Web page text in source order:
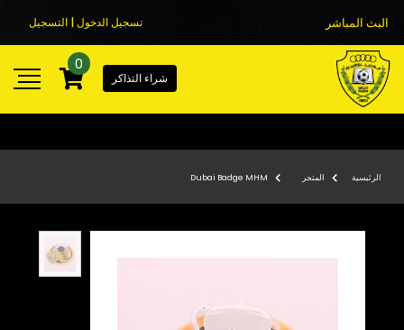
البث المباشر تسجيل الدخول | التسجيل
شراء التذاكر
0
الرئيسية المتجر Dubai Badge MHM